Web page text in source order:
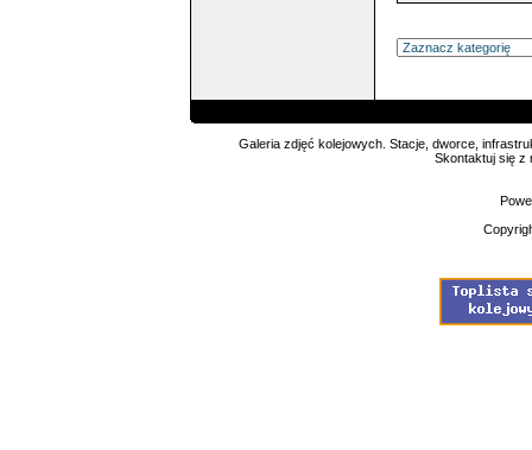
Galeria zdjęć kolejowych. Stacje, dworce,
Skontaktuj się z